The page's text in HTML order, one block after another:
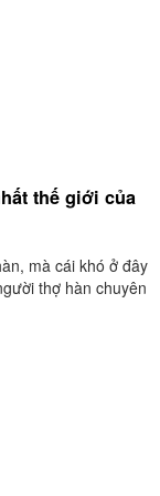
thế giới của
mà cái khó ở đây
thợ hàn chuyên